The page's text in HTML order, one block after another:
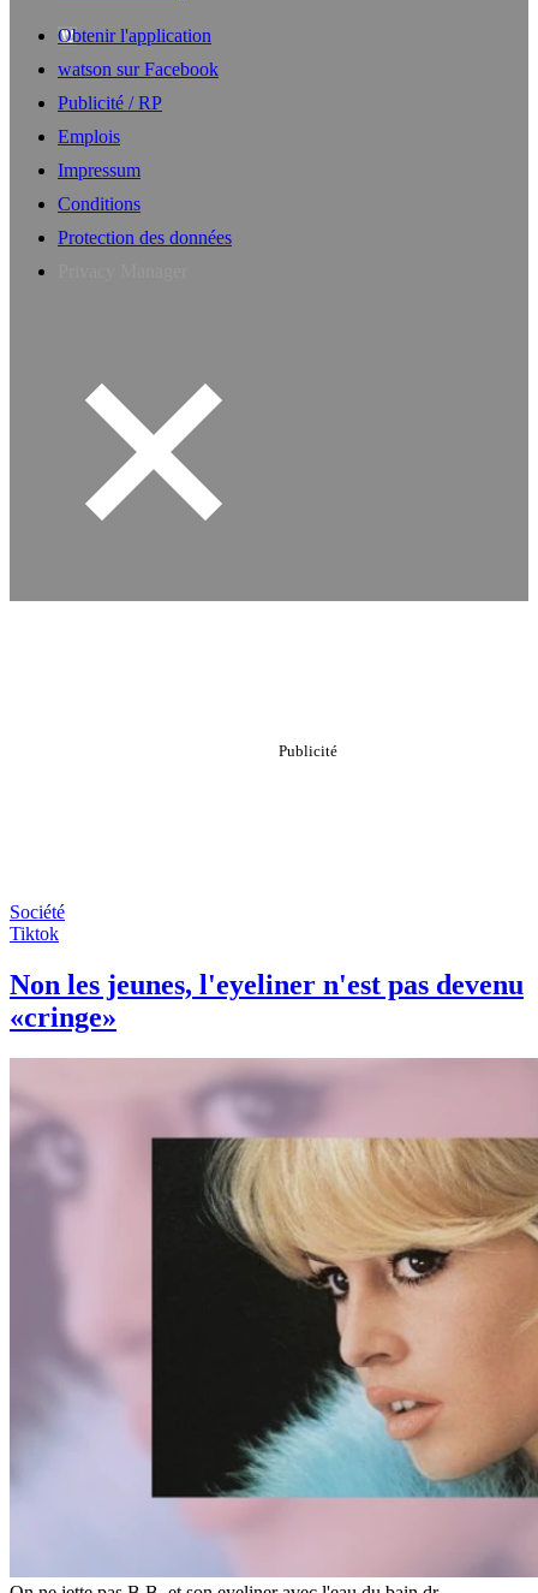
Obtenir l'application
watson sur Facebook
Publicité / RP
Emplois
Impressum
Conditions
Protection des données
Société
Tiktok
Non les jeunes, l'eyeliner n'est pas devenu
«cringe»